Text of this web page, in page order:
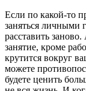
Если по какой-то
заняться личными
расставить
занятие, кроме
крутится вокруг
можете
будете ценить